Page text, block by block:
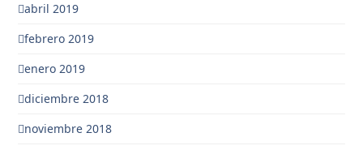
abril 2019
febrero 2019
enero 2019
diciembre 2018
noviembre 2018